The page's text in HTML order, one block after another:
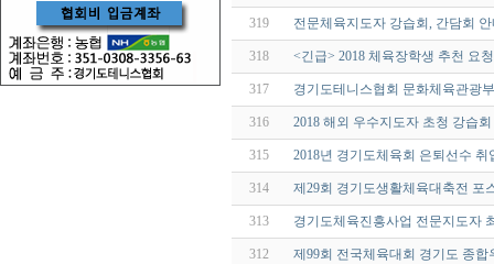
319 전문체육지도자 강습회, 간담회
318 <긴급> 2018 체육장학생 추천 요청
317 경기도테니스협회 문화체육관광
316 2018 해외 우수지도자 초청 강습
315 2018년 경기도체육회 은퇴선수 취
314 제29회 경기도생활체육대축전 포
313 경기도체육진흥사업 전문지도자
312 제99회 전국체육대회 경기도 종합